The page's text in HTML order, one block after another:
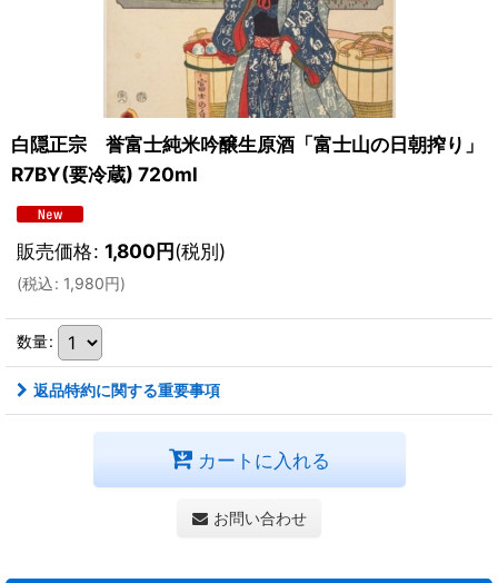
白隠正宗 誉富士純米吟醸生原酒「富士山の日朝搾り」
R7BY(要冷蔵) 720ml
販売価格: 1,800円(税別)
(税込: 1,980円)
数量:
返品特約に関する重要事項
カートに入れる
お問い合わせ